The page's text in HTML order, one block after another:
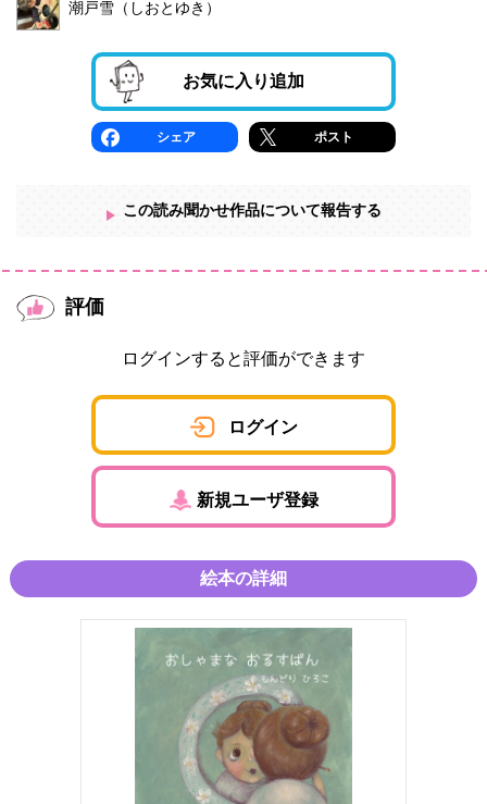
潮戸雪（しおとゆき）
お気に入り追加
シェア ポスト
この読み聞かせ作品について報告する
評価
ログインすると評価ができます
ログイン
新規ユーザ登録
絵本の詳細